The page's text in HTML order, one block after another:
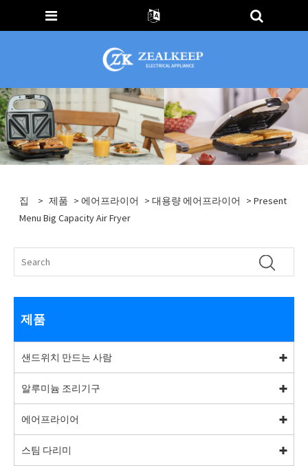
집 > 제품 >에어프라이어 >대용량 에어프라이어
> Present
Menu Big Capacity Air Fryer
제품
샌드위치 만드는 사람
알루미늄 조리기구
에어프라이어
스팀 다리미